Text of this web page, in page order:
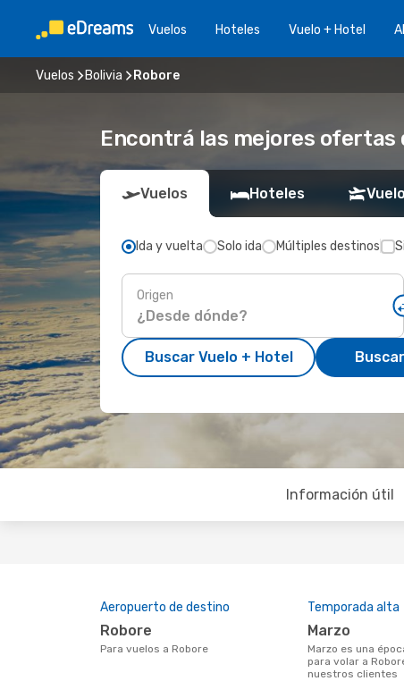
Vuelos Hoteles Vuelo + Hotel
Vuelos Bolivia Robore
Encontrá las mejores ofertas
Vuelos Hoteles
Ida y vuelta Solo ida Múltiples destinos
Origen
Buscar Vuelo + Hotel
Información útil
Aeropuerto de destino
Robore
Para vuelos a Robore
Temporada alta
marzo
marzo es una época muy concurrida
para volar a
nuestros clientes